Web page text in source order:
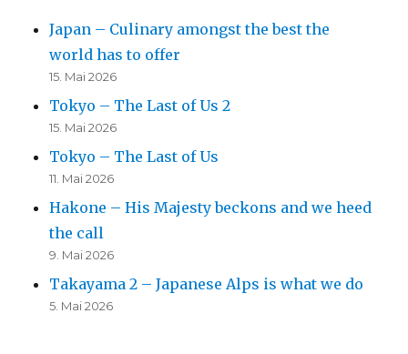
Japan – Culinary amongst the best the
world has to offer
15. Mai 2026
Tokyo – The Last of Us 2
15. Mai 2026
Tokyo – The Last of Us
11. Mai 2026
Hakone – His Majesty beckons and we heed
the call
9. Mai 2026
Takayama 2 – Japanese Alps is what we do
5. Mai 2026